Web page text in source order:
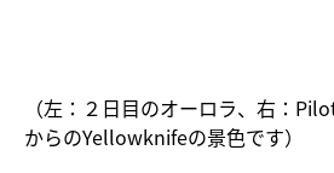
（左：２日目のオーロラ、右：
からのYellowknifeの景色です）